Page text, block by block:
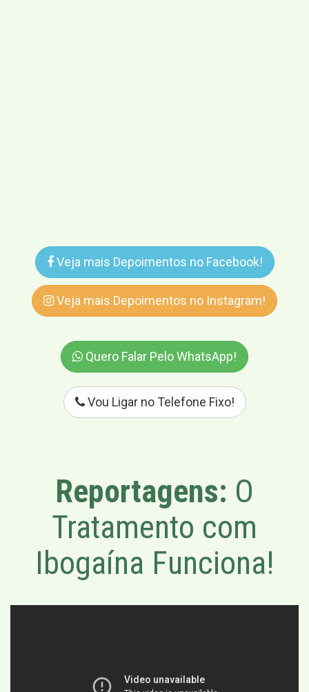
Veja mais Depoimentos no Facebook!
Veja mais Depoimentos no Instagram!
Quero Falar Pelo WhatsApp!
Vou Ligar no Telefone Fixo!
Reportagens: O
Tratamento com
Ibogaína Funciona!